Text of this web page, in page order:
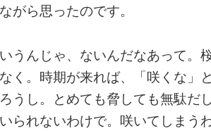
がら思ったのです。
うんじゃ、ないんだなあって。
く。時期が来れば、「咲くな」
うし。とめても脅しても無駄だ
られないわけで。咲いてしまうわ